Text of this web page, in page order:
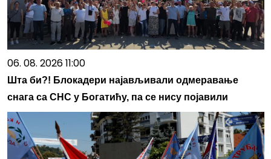
06. 08. 2026 11:00
Шта би?! Блокадери најављивали одмеравање
снага са СНС у Богатићу, па се нису појавили